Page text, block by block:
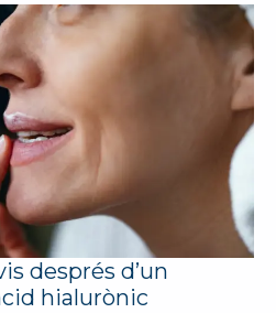
després d’un
hialurònic